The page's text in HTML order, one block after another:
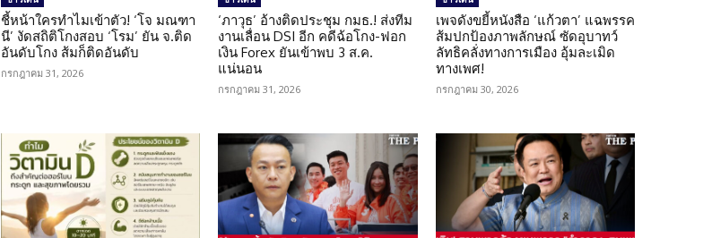
ชี้หน้าใครทำไมเข้าตัว! ‘โจ มณฑา
นี’ งัดสถิติโกงสอบ ‘โรม’ ยัน จ.ติด
อันดับโกง ส้มก็ติดอันดับ
กรกฎาคม 31, 2026
‘ภาวุธ’ อ้างติดประชุม กมธ.! ส่งทีม
งานเลื่อน DSI อีก คดีฉ้อโกง-ฟอก
เงิน Forex ยันเข้าพบ 3 ส.ค.
แน่นอน
กรกฎาคม 31, 2026
เพจดังขยี้หนังสือ ‘แก้วตา’ แฉพรรค
ส้มปกป้องภาพลักษณ์ ซัดอุบาทว์
ลัทธิคลั่งทางการเมือง อุ้มละเมิด
ทางเพศ!
กรกฎาคม 30, 2026